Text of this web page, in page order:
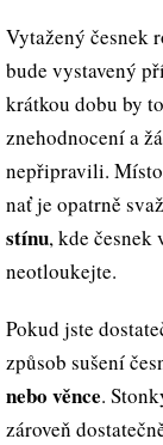
Vytažený česnek
bude vystavený
krátkou dobu by
znehodnocení a
nepřipravili.
nať je opatrně
stínu, kde česnek
neotloukejte.
Pokud jste
způsob sušení
nebo věnce.
zároveň